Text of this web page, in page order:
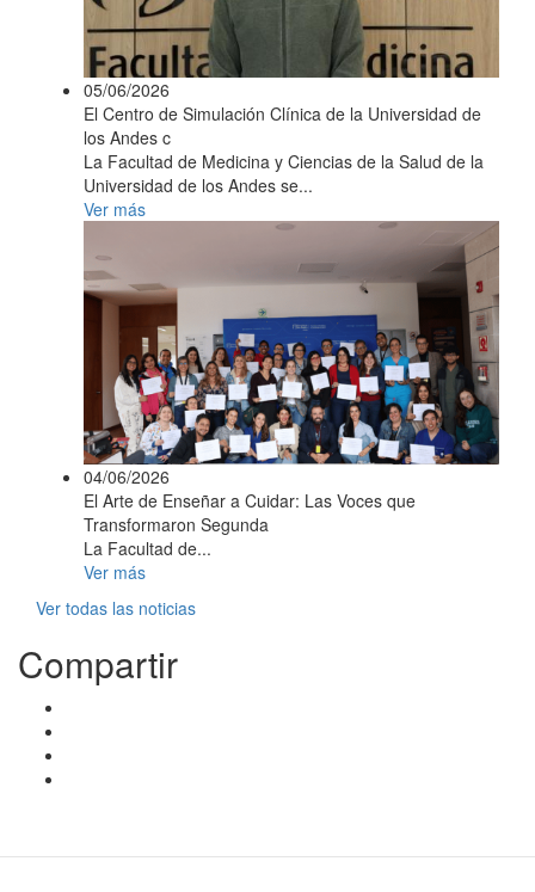
05/06/2026
El Centro de Simulación Clínica de la Universidad de
los Andes c
La Facultad de Medicina y Ciencias de la Salud de la
Universidad de los Andes se...
Ver más
04/06/2026
El Arte de Enseñar a Cuidar: Las Voces que
Transformaron Segunda
La Facultad de...
Ver más
Ver todas las noticias
Compartir